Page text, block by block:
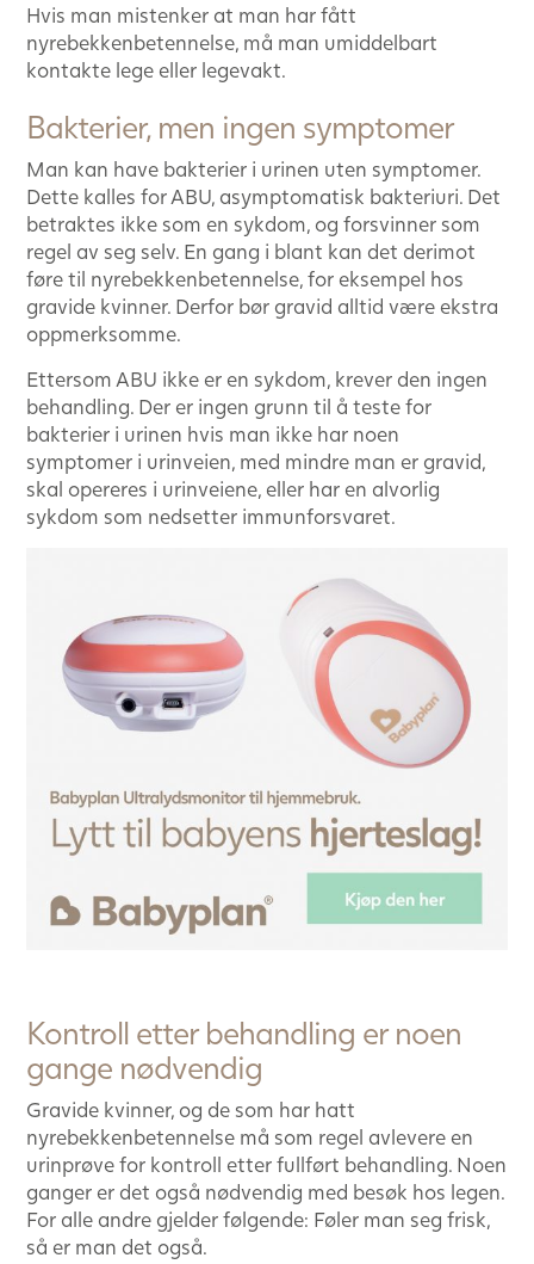
Hvis man mistenker at man har fått
nyrebekkenbetennelse, må man umiddelbart
kontakte lege eller legevakt.
Bakterier, men ingen symptomer
Man kan have bakterier i urinen uten symptomer.
Dette kalles for ABU, asymptomatisk bakteriuri. Det
betraktes ikke som en sykdom, og forsvinner som
regel av seg selv. En gang i blant kan det derimot
føre til nyrebekkenbetennelse, for eksempel hos
gravide kvinner. Derfor bør gravid alltid være ekstra
oppmerksomme.
Ettersom ABU ikke er en sykdom, krever den ingen
behandling. Der er ingen grunn til å teste for
bakterier i urinen hvis man ikke har noen
symptomer i urinveien, med mindre man er gravid,
skal opereres i urinveiene, eller har en alvorlig
sykdom som nedsetter immunforsvaret.
Kontroll etter behandling er noen
gange nødvendig
Gravide kvinner, og de som har hatt
nyrebekkenbetennelse må som regel avlevere en
urinprøve for kontroll etter fullført behandling. Noen
ganger er det også nødvendig med besøk hos legen.
For alle andre gjelder følgende: Føler man seg frisk,
så er man det også.